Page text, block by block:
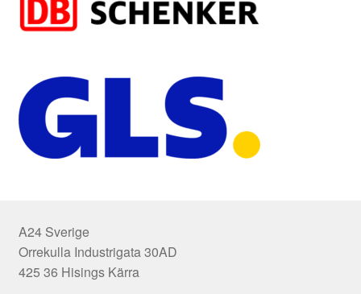
A24 Sverige
Orrekulla Industrigata 30AD
425 36 Hisings Kärra